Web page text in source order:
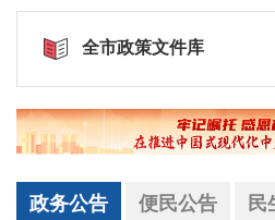
全市政策文件库
政务公告 便民公告 民